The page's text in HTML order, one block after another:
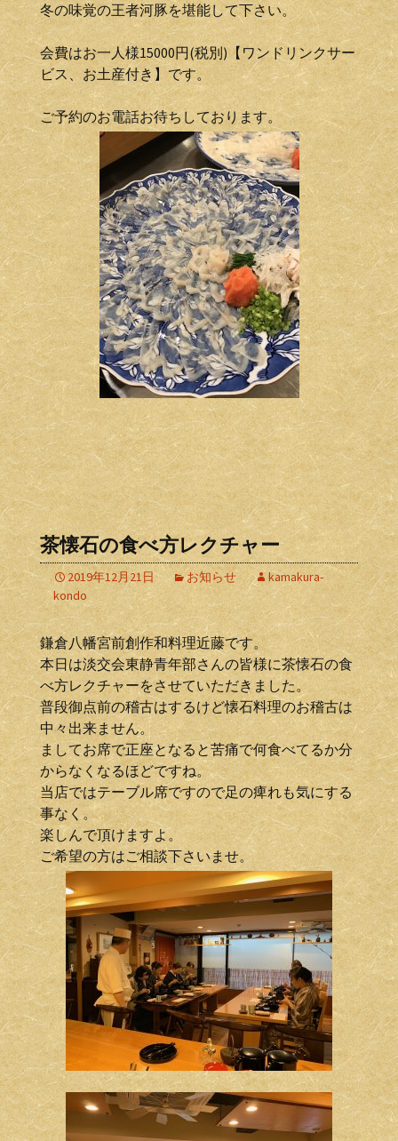
冬の味覚の王者河豚を堪能して下さい。
会費はお一人様15000円(税別)【ワンドリンクサー
ビス、お土産付き】です。
ご予約のお電話お待ちしております。
茶懐石の食べ方レクチャー
2019年12月21日 お知らせ
kamakura-
kondo
鎌倉八幡宮前創作和料理近藤です。
本日は淡交会東静青年部さんの皆様に茶懐石の食
べ方レクチャーをさせていただきました。
普段御点前の稽古はするけど懐石料理のお稽古は
中々出来ません。
ましてお席で正座となると苦痛で何食べてるか分
からなくなるほどですね。
当店ではテーブル席ですので足の痺れも気にする
事なく。
楽しんで頂けますよ。
ご希望の方はご相談下さいませ。